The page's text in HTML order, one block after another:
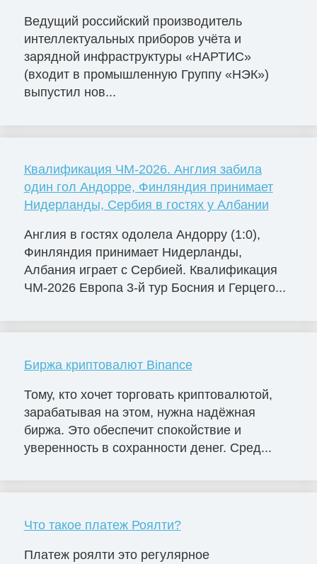
Ведущий российский производитель
интеллектуальных приборов учёта и
зарядной инфраструктуры «НАРТИС»
(входит в промышленную Группу «НЭК»)
выпустил нов...
Квалификация ЧМ-2026. Англия забила
один гол Андорре, Финляндия принимает
Нидерланды, Сербия в гостях у Албании
Англия в гостях одолела Андорру (1:0),
Финляндия принимает Нидерланды,
Албания играет с Сербией. Квалификация
ЧМ-2026 Европа 3-й тур Босния и Герцего...
Биржа криптовалют Binance
Тому, кто хочет торговать криптовалютой,
зарабатывая на этом, нужна надёжная
биржа. Это обеспечит спокойствие и
уверенность в сохранности денег. Сред...
Что такое платеж Роялти?
Платеж роялти это регулярное